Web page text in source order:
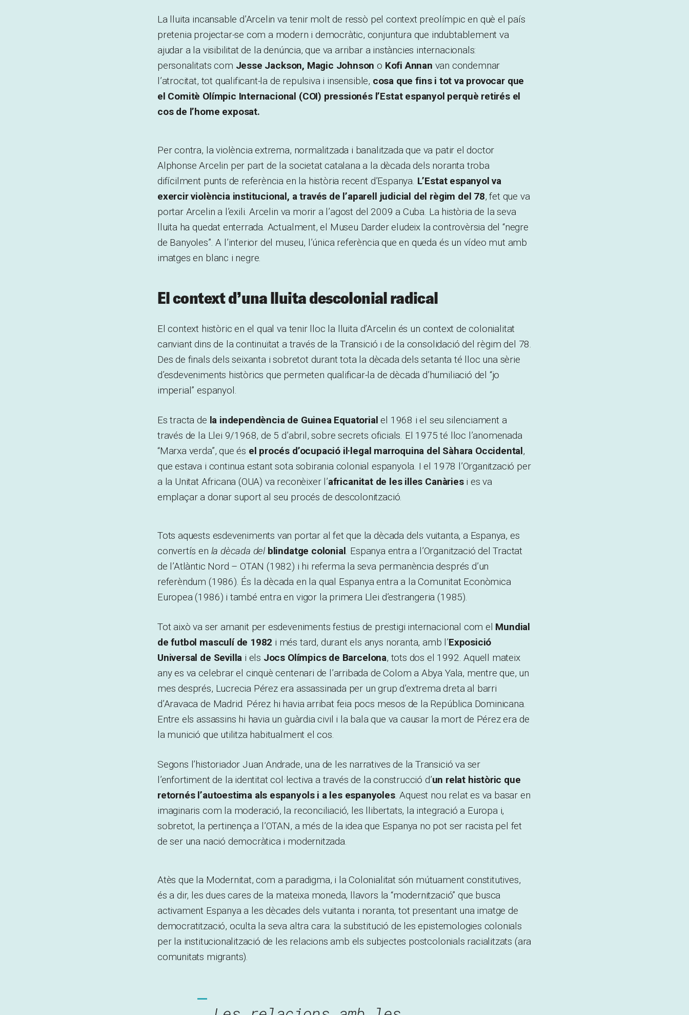
La lluita incansable d’Arcelin va tenir molt de ressò pel context preolímpic en què el país
pretenia projectar-se com a modern i democràtic, conjuntura que indubtablement va
ajudar a la visibilitat de la denúncia, que va arribar a instàncies internacionals:
personalitats com Jesse Jackson, Magic Johnsono Kofi Annan van condemnar
l’atrocitat, tot qualificant-la de repulsiva i insensible, cosa que fins i tot va provocar que
el Comitè Olímpic Internacional (COI) pressionés l’Estat espanyol perquè retirés el
cos de l’home exposat.
Per contra, la violència extrema, normalitzada i banalitzada que va patir el doctor
Alphonse Arcelin per part de la societat catalana a la dècada dels noranta troba
difícilment punts de referència en la història recent d’Espanya. L’Estat espanyol va
exercir violència institucional, a través de l’aparell judicial del règim del 78, fet que va
portar Arcelin a l’exili. Arcelin va morir a l’agost del 2009 a Cuba. La història de la seva
lluita ha quedat enterrada. Actualment, el Museu Darder eludeix la controvèrsia del “negre
de Banyoles”. A l’interior del museu, l’única referència que en queda és un vídeo mut amb
imatges en blanc i negre.
El context d’una lluita descolonial radical
El context històric en el qual va tenir lloc la lluita d’Arcelin és un context de colonialitat
canviant dins de la continuïtat a través de la Transició i de la consolidació del règim del 78.
Des de finals dels seixanta i sobretot durant tota la dècada dels setanta té lloc una sèrie
d’esdeveniments històrics que permeten qualificar-la de dècada d’humiliació del “jo
imperial” espanyol.
Es tracta de la independència de Guinea Equatorial el 1968 i el seu silenciament a
través de la Llei 9/1968, de 5 d’abril, sobre secrets oficials. El 1975 té lloc l’anomenada
“Marxa verda”, que és el procés d’ocupació il·legal marroquina del Sàhara Occidental,
que estava i continua estant sota sobirania colonial espanyola. I el 1978 l’Organització per
a la Unitat Africana (OUA) va reconèixer l’africanitat de les illes Canàriesi es va
emplaçar a donar suport al seu procés de descolonització.
Tots aquests esdeveniments van portar al fet que la dècada dels vuitanta, a Espanya, es
convertís en la dècada del blindatge colonial. Espanya entra a l’Organització del Tractat
de l’Atlàntic Nord – OTAN (1982) i hi referma la seva permanència després d’un
referèndum (1986). És la dècada en la qual Espanya entra a la Comunitat Econòmica
Europea (1986) i també entra en vigor la primera Llei d’estrangeria (1985).
Tot això va ser amanit per esdeveniments festius de prestigi internacional com el Mundial
de futbol masculí de 1982 i més tard, durant els anys noranta, amb l’Exposició
Universal de Sevilla i els Jocs Olímpics de Barcelona, tots dos el 1992. Aquell mateix
any es va celebrar el cinquè centenari de l’arribada de Colom a Abya Yala, mentre que, un
mes després, Lucrecia Pérez era assassinada per un grup d’extrema dreta al barri
d’Aravaca de Madrid. Pérez hi havia arribat feia pocs mesos de la República Dominicana.
Entre els assassins hi havia un guàrdia civil i la bala que va causar la mort de Pérez era de
la munició que utilitza habitualment el cos.
Segons l’historiador Juan Andrade, una de les narratives de la Transició va ser
l’enfortiment de la identitat col·lectiva a través de la construcció d’un relat històric que
retornés l’autoestima als espanyols i a les espanyoles. Aquest nou relat es va basar en
imaginaris com la moderació, la reconciliació, les llibertats, la integració a Europa i,
sobretot, la pertinença a l’OTAN, a més de la idea que Espanya no pot ser racista pel fet
de ser una nació democràtica i modernitzada.
Atès que la Modernitat, com a paradigma, i la Colonialitat són mútuament constitutives,
és a dir, les dues cares de la mateixa moneda, llavors la “modernització” que busca
activament Espanya a les dècades dels vuitanta i noranta, tot presentant una imatge de
democratització, oculta la seva altra cara: la substitució de les epistemologies colonials
per la institucionalització de les relacions amb els subjectes postcolonials racialitzats (ara
comunitats migrants).